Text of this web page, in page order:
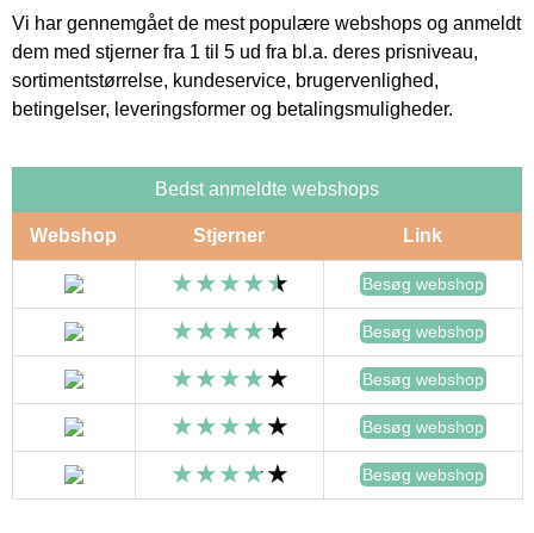
Vi har gennemgået de mest populære webshops og anmeldt
dem med stjerner fra 1 til 5 ud fra bl.a. deres prisniveau,
sortimentstørrelse, kundeservice, brugervenlighed,
betingelser, leveringsformer og betalingsmuligheder.
Bedst anmeldte webshops
Webshop Stjerner Link
Besøg webshop
Besøg webshop
Besøg webshop
Besøg webshop
Besøg webshop